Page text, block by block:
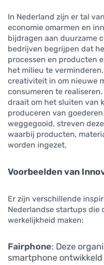
In Nederland zijn er tal
economie omarmen en
bijdragen aan duurzame
bedrijven begrijpen dat
processen en producten
het milieu te
creativiteit in om nieuwe
consumeren te
draait om het sluiten van
produceren van
weggegooid, streven
waarbij producten,
worden ingezet.
Voorbeelden van
Er zijn verschillende
Nederlandse startups die
werkelijkheid maken:
Fairphone: Deze
smartphone